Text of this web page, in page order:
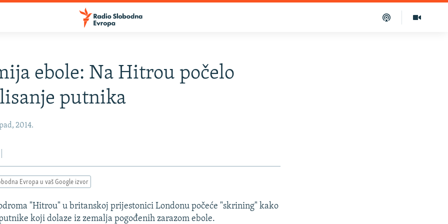
ebole: Na Hitrou počelo
putnika
2014.
Evropa u vaš Google izvor
"Hitrou" u britanskoj prijestonici Londonu počeće "skrining" kako
koji dolaze iz zemalja pogođenih zarazom ebole.